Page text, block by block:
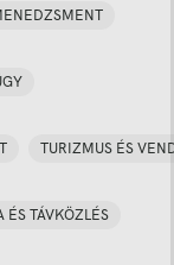
TURIZMUS ÉS
ÉS TÁVKÖZLÉS